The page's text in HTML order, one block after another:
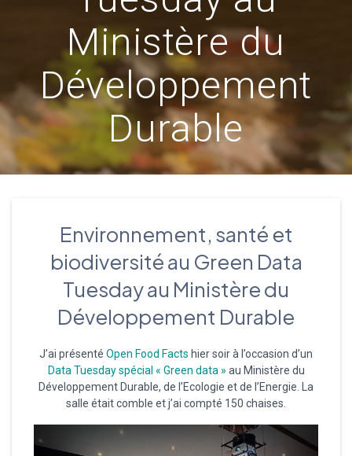
Ministère du
Développement
Durable
Environnement, santé et
biodiversité au Green Data
Tuesday au Ministère du
Développement Durable
J’ai présenté Open Food Facts hier soir à l’occasion d’un
Data Tuesday spécial « Green data » au Ministère du
Développement Durable, de l’Ecologie et de l’Energie. La
salle était comble et j’ai compté 150 chaises.